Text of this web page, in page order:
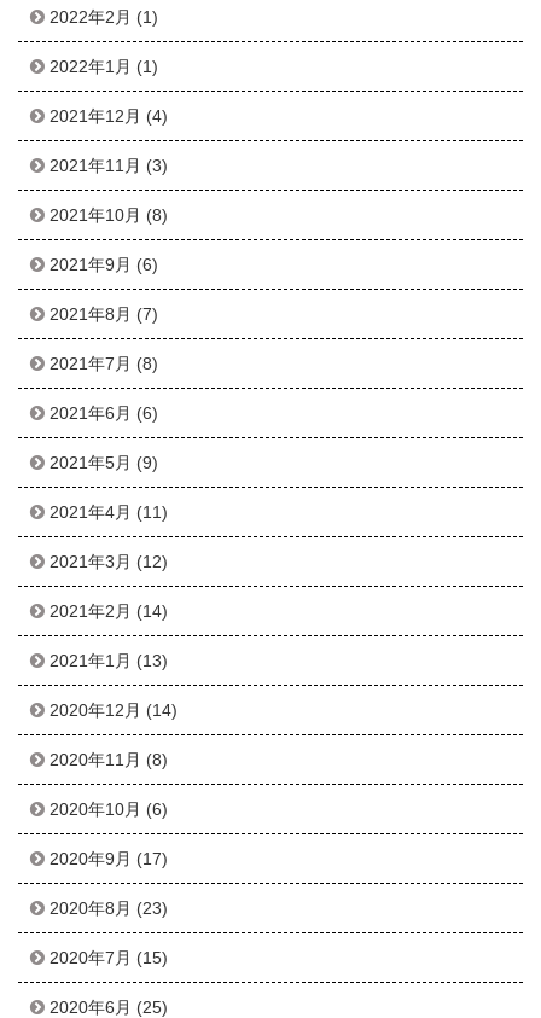
2022年2月 (1)
2022年1月 (1)
2021年12月 (4)
2021年11月 (3)
2021年10月 (8)
2021年9月 (6)
2021年8月 (7)
2021年7月 (8)
2021年6月 (6)
2021年5月 (9)
2021年4月 (11)
2021年3月 (12)
2021年2月 (14)
2021年1月 (13)
2020年12月 (14)
2020年11月 (8)
2020年10月 (6)
2020年9月 (17)
2020年8月 (23)
2020年7月 (15)
2020年6月 (25)